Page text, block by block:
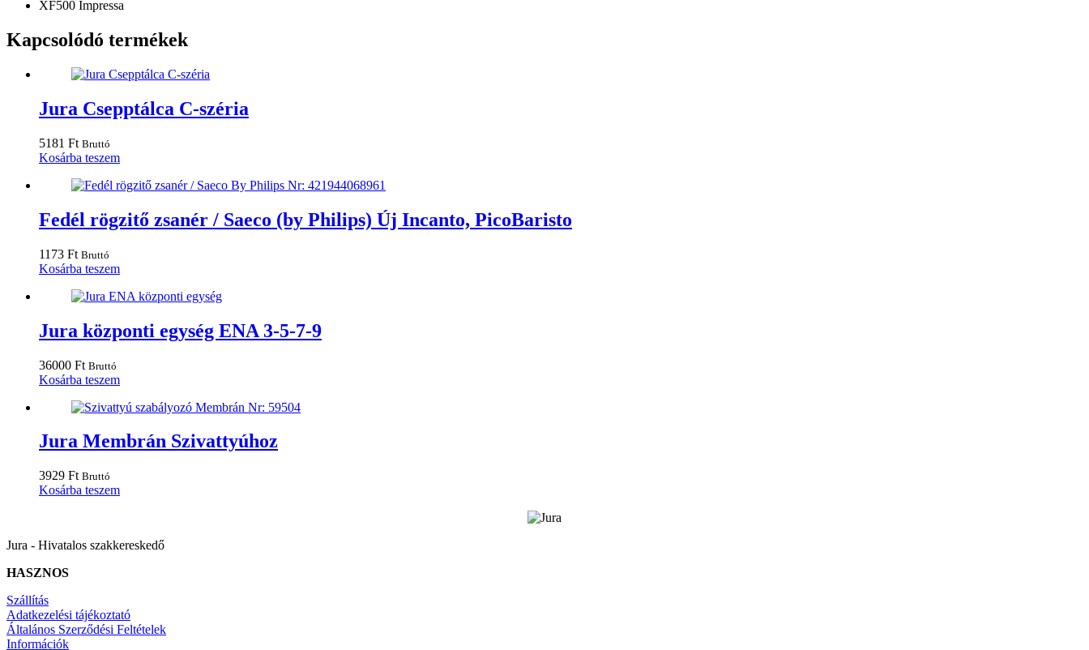
XF500 Impressa
Kapcsolódó termékek
Jura Csepptálca C-széria
5181 Ft Bruttó
Kosárba teszem
Fedél rögzitő zsanér / Saeco (by Philips) Új Incanto, PicoBaristo
1173 Ft Bruttó
Kosárba teszem
Jura központi egység ENA 3-5-7-9
36000 Ft Bruttó
Kosárba teszem
Jura Membrán Szivattyúhoz
3929 Ft Bruttó
Kosárba teszem
Jura - Hivatalos szakkereskedő
HASZNOS
Szállítás
Adatkezelési tájékoztató
Általános Szerződési Feltételek
Információk